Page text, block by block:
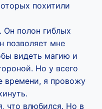
похитили
Он полон гиблых
позволяет мне
видеть магию и
Но у всего
времени, я провожу
что влюбился. Но в